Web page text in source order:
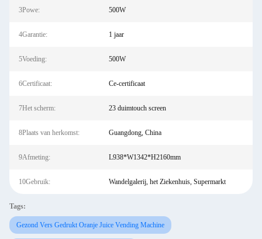
3Powe: 500W
4Garantie: 1 jaar
5Voeding: 500W
6Certificaat: Ce-certificaat
7Het scherm: 23 duimtouch screen
8Plaats van herkomst: Guangdong, China
9Afmeting: L938*W1342*H2160mm
10Gebruik: Wandelgalerij, het Ziekenhuis, Supermarkt
Tags:
Gezond Vers Gedrukt Oranje Juice Vending Machine